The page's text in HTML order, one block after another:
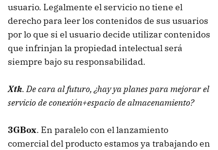
usuario. Legalmente el servicio no tiene el
derecho para leer los contenidos de sus usuarios
por lo que si el usuario decide utilizar contenidos
que infrinjan la propiedad intelectual será
siempre bajo su responsabilidad.
Xtk. De cara al futuro, ¿hay ya planes para mejorar el
servicio de conexión+espacio de almacenamiento?
3GBox. En paralelo con el lanzamiento
comercial del producto estamos ya trabajando en